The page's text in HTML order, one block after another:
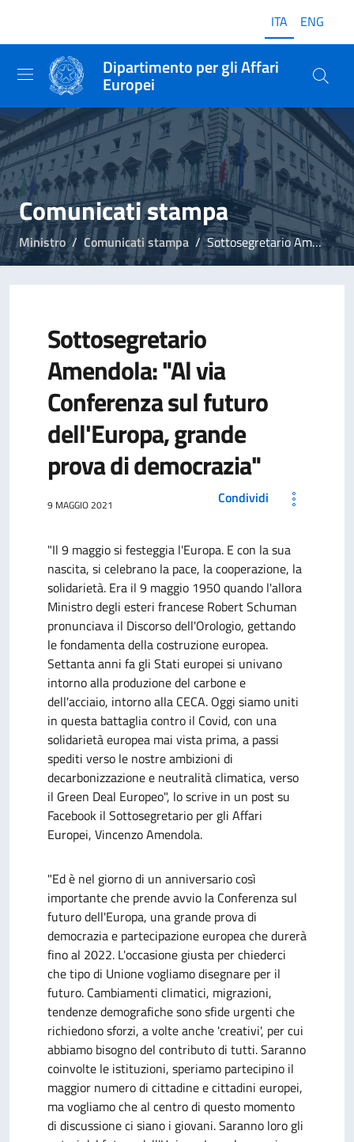
ITA ENG
Dipartimento per gli Affari
Europei
Comunicati stampa
Ministro Comunicati stampa Sottosegretario Amendola: "Al via Conferenza sul futuro dell'Europa, grande prova di democrazia"
Sottosegretario
Amendola: "Al via
Conferenza sul futuro
dell'Europa, grande
prova di democrazia"
9 MAGGIO 2021 Condividi
"Il 9 maggio si festeggia l'Europa. E con la sua
nascita, si celebrano la pace, la cooperazione, la
solidarietà. Era il 9 maggio 1950 quando l'allora
Ministro degli esteri francese Robert Schuman
pronunciava il Discorso dell'Orologio, gettando
le fondamenta della costruzione europea.
Settanta anni fa gli Stati europei si univano
intorno alla produzione del carbone e
dell'acciaio, intorno alla CECA. Oggi siamo uniti
in questa battaglia contro il Covid, con una
solidarietà europea mai vista prima, a passi
spediti verso le nostre ambizioni di
decarbonizzazione e neutralità climatica, verso
il Green Deal Europeo", lo scrive in un post su
Facebook il Sottosegretario per gli Affari
Europei, Vincenzo Amendola.
"Ed è nel giorno di un anniversario così
importante che prende avvio la Conferenza sul
futuro dell'Europa, una grande prova di
democrazia e partecipazione europea che durerà
fino al 2022. L'occasione giusta per chiederci
che tipo di Unione vogliamo disegnare per il
futuro. Cambiamenti climatici, migrazioni,
tendenze demografiche sono sfide urgenti che
richiedono sforzi, a volte anche 'creativi', per cui
abbiamo bisogno del contributo di tutti. Saranno
coinvolte le istituzioni, speriamo partecipino il
maggior numero di cittadine e cittadini europei,
ma vogliamo che al centro di questo momento
di discussione ci siano i giovani. Saranno loro gli